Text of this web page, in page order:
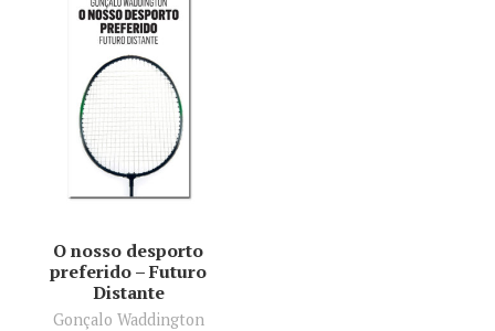
O nosso desporto
preferido – Futuro
Distante
Gonçalo Waddington